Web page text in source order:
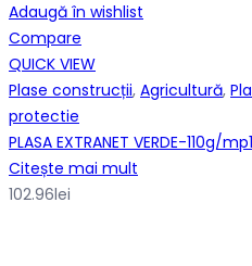
Adaugă în wishlist
Compare
QUICK VIEW
Plase construcții, Agricultură,
protectie
PLASA EXTRANET VERDE-110g/
Citește mai mult
102.96lei